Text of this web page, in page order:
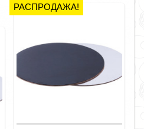
РАСПРОДАЖА!